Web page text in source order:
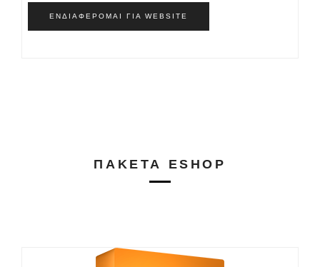
ΕΝΔΙΑΦΈΡΟΜΑΙ ΓΙΑ WEBSITE
ΠΑΚΈΤΑ ESHOP